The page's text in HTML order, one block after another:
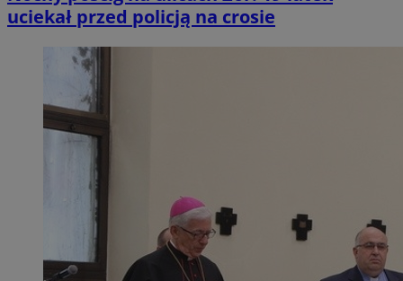
uciekał przed policją na crosie